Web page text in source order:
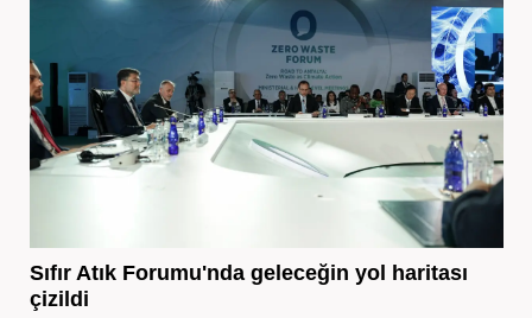
Sıfır Atık Forumu'nda geleceğin yol haritası
çizildi